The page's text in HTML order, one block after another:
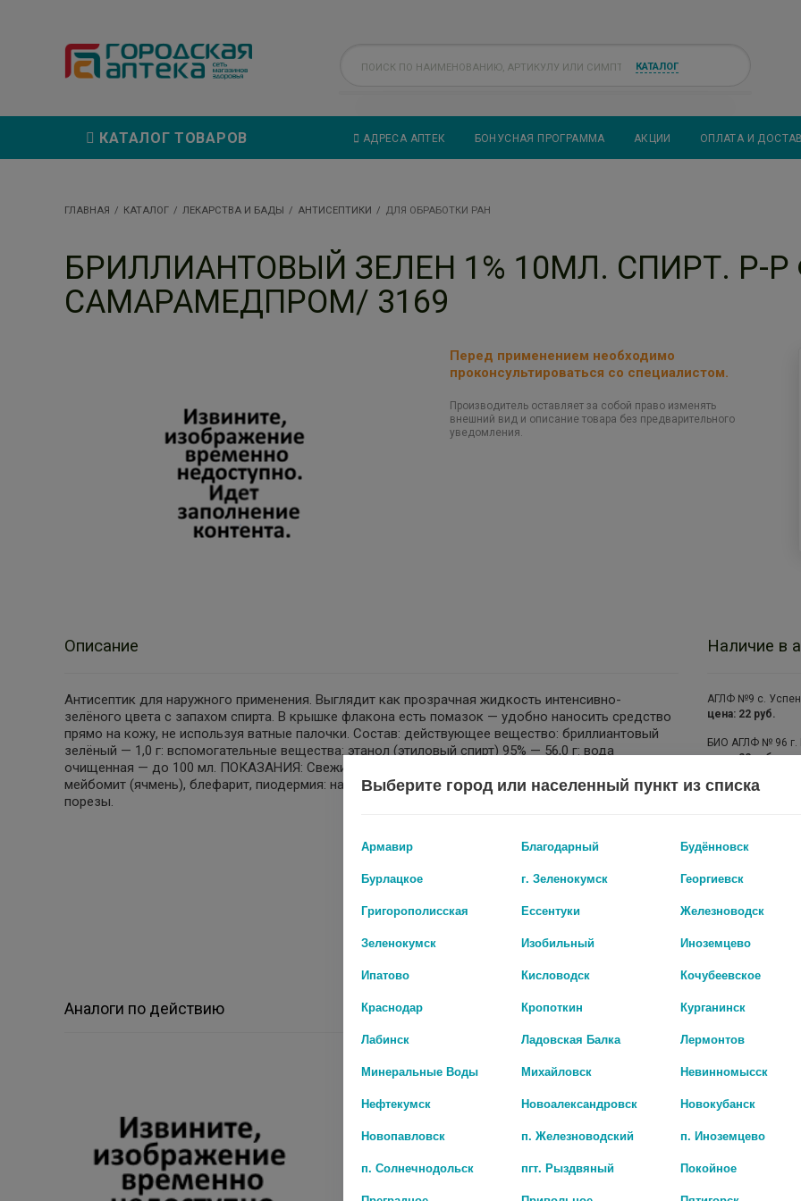
КАТАЛОГ
АДРЕСА АПТЕК БОНУСНАЯ ПРОГРАММА АКЦИИ ОПЛАТА И
КАТАЛОГ ТОВАРОВ
ГЛАВНАЯ КАТАЛОГ ЛЕКАРСТВА И БАДЫ АНТИСЕПТИКИ ДЛЯ ОБРАБОТКИ РАН
БРИЛЛИАНТОВЫЙ ЗЕЛЕН 1% 10МЛ. СПИРТ. Р-
САМАРАМЕДПРОМ/ 3169
Перед применением необходимо
проконсультироваться со специалистом.
Производитель оставляет за собой право изменять
внешний вид и описание товара без предварительного
уведомления.
Описание
Антисептик для наружного применения. Выглядит как прозрачная жидкость интенсивно-
зелёного цвета с запахом спирта. В крышке флакона есть помазок — удобно наносить средство
прямо на кожу, не используя ватные палочки. Состав: действующее вещество: бриллиантовый
зелёный — 1,0 г: вспомогательные вещества: этанол (этиловый спирт) 95% — 56,0 г: вода
очищенная — до 100 мл. ПОКАЗАНИЯ: Свежие послеоперационные и посттравматические рубцы:
мейбомит (ячмень), блефарит, пиодермия: нарушение целостности кожных покровов, ссадины,
порезы.
Наличие в
АГЛФ №9 с.
цена: 22 руб.
БИО АГЛФ № 96 г.
цена: 22 руб.
Аналоги по действию
Выберите город или населенный пункт из списка
Армавир Благодарный
Будённовск
Бурлацкое
г. Зеленокумск
Георгиевск
Григорополисская
Ессентуки
Железноводск
Зеленокумск
Изобильный
Иноземцево
Ипатово
Кисловодск
Кочубеевское
Краснодар
Кропоткин
Курганинск
Лабинск
Ладовская Балка
Лермонтов
Минеральные Воды
Михайловск
Невинномысск
Нефтекумск
Новоалександровск
Новокубанск
Новопавловск
п. Железноводский
п. Иноземцево
п. Солнечнодольск
пгт. Рыздвяный
Покойное